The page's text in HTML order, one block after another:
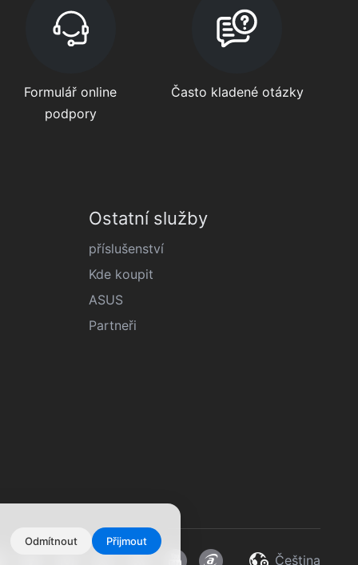
Odmítnout Přijmout
Formulář online
podpory
Často kladené otázky
Ostatní služby
příslušenství
Kde koupit
ASUS
Partneři
Čeština